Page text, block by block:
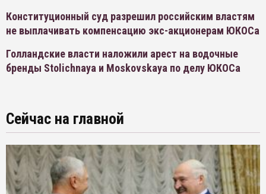
Конституционный суд разрешил российским властям
не выплачивать компенсацию экс-акционерам ЮКОСа
Голландские власти наложили арест на водочные
бренды Stolichnaya и Moskovskaya по делу ЮКОСа
Сейчас на главной